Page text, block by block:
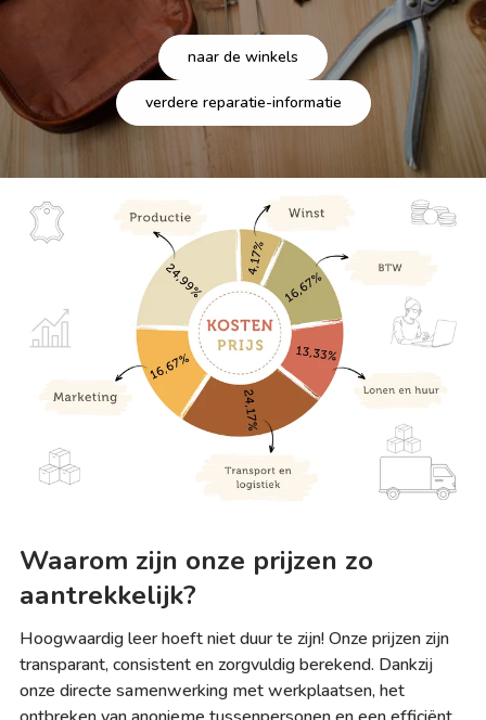
naar de winkels
verdere reparatie-informatie
Waarom zijn onze prijzen zo
aantrekkelijk?
Hoogwaardig leer hoeft niet duur te zijn! Onze prijzen zijn
transparant, consistent en zorgvuldig berekend. Dankzij
onze directe samenwerking met werkplaatsen, het